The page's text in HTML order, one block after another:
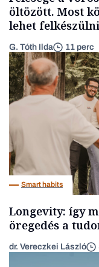
öltözött. Most
lehet felkészülni
G. Tóth Ilda 11 perc
Smart habits
Longevity: így
öregedés a
dr. Vereczkei László